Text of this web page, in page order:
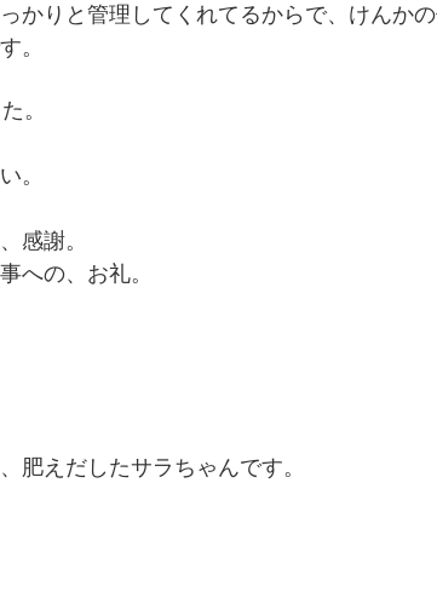
かりと管理してくれてるからで、けんか
。
。
。
感謝。
への、お礼。
肥えだしたサラちゃんです。